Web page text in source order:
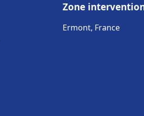
Zone
Ermont, France